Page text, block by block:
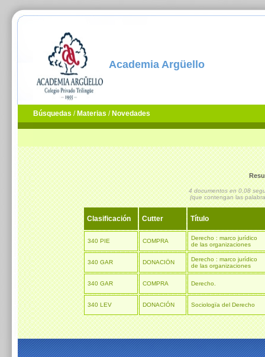
Academia Argüello
Búsquedas / Materias / Novedades
4 documentos en 0,08
(que contengan las
Clasificación Cutter Título
340 PIE COMPRA
Derecho : marco jurídico
de las organizaciones
340 GAR DONACIÖN
Derecho : marco jurídico
de las organizaciones
340 GAR COMPRA Derecho.
340 LEV DONACIÓN Sociologïa del Derecho